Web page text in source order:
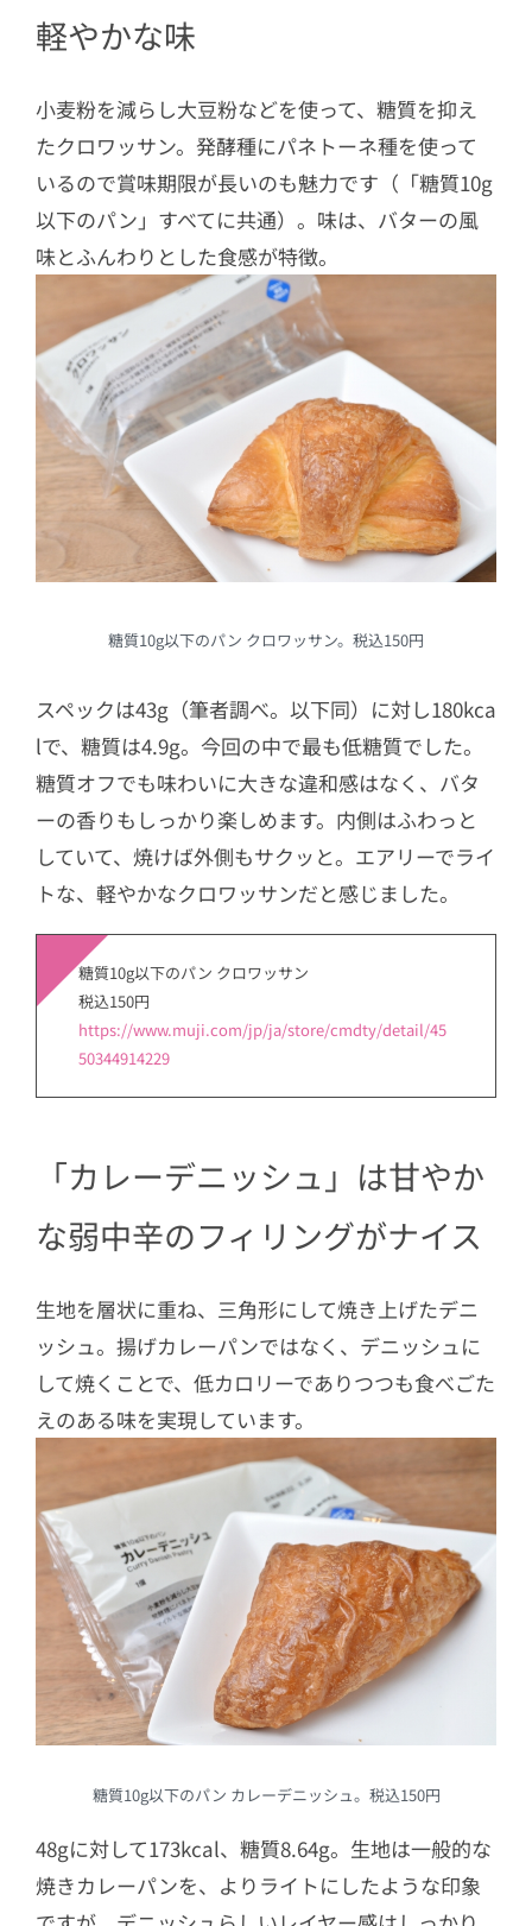
軽やかな味
小麦粉を減らし大豆粉などを使って、糖質を抑え
たクロワッサン。発酵種にパネトーネ種を使って
いるので賞味期限が長いのも魅力です（「糖質10g
以下のパン」すべてに共通）。味は、バターの風
味とふんわりとした食感が特徴。
糖質10g以下のパン クロワッサン。税込150円
スペックは43g（筆者調べ。以下同）に対し180kca
lで、糖質は4.9g。今回の中で最も低糖質でした。
糖質オフでも味わいに大きな違和感はなく、バタ
ーの香りもしっかり楽しめます。内側はふわっと
していて、焼けば外側もサクッと。エアリーでライ
トな、軽やかなクロワッサンだと感じました。
糖質10g以下のパン クロワッサン
税込150円
https://www.muji.com/jp/ja/store/cmdty/detail/45
50344914229
「カレーデニッシュ」は甘やか
な弱中辛のフィリングがナイス
生地を層状に重ね、三角形にして焼き上げたデニ
ッシュ。揚げカレーパンではなく、デニッシュに
して焼くことで、低カロリーでありつつも食べごた
えのある味を実現しています。
糖質10g以下のパン カレーデニッシュ。税込150円
48gに対して173kcal、糖質8.64g。生地は一般的な
焼きカレーパンを、よりライトにしたような印象